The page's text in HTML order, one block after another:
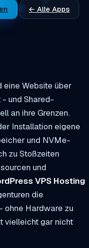
← Alle Apps
eine Website über
und Shared-
an ihre Grenzen.
Installation eigene
und NVMe-
zu Stoßzeiten
und
VPS Hosting
die
ohne Hardware zu
vielleicht gar nicht